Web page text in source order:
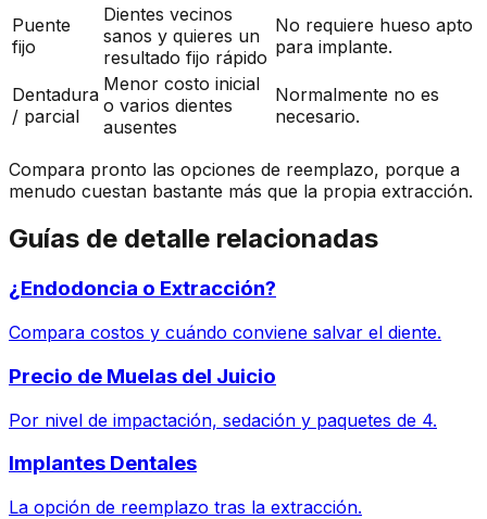
Puente
fijo
Dientes vecinos
sanos y quieres un
resultado fijo rápido
No requiere hueso apto
para implante.
Dentadura
/ parcial
Menor costo inicial
o varios dientes
ausentes
Normalmente no es
necesario.
Compara pronto las opciones de reemplazo, porque a
menudo cuestan bastante más que la propia extracción.
Guías de detalle relacionadas
¿Endodoncia o Extracción?
Compara costos y cuándo conviene salvar el diente.
Precio de Muelas del Juicio
Por nivel de impactación, sedación y paquetes de 4.
Implantes Dentales
La opción de reemplazo tras la extracción.